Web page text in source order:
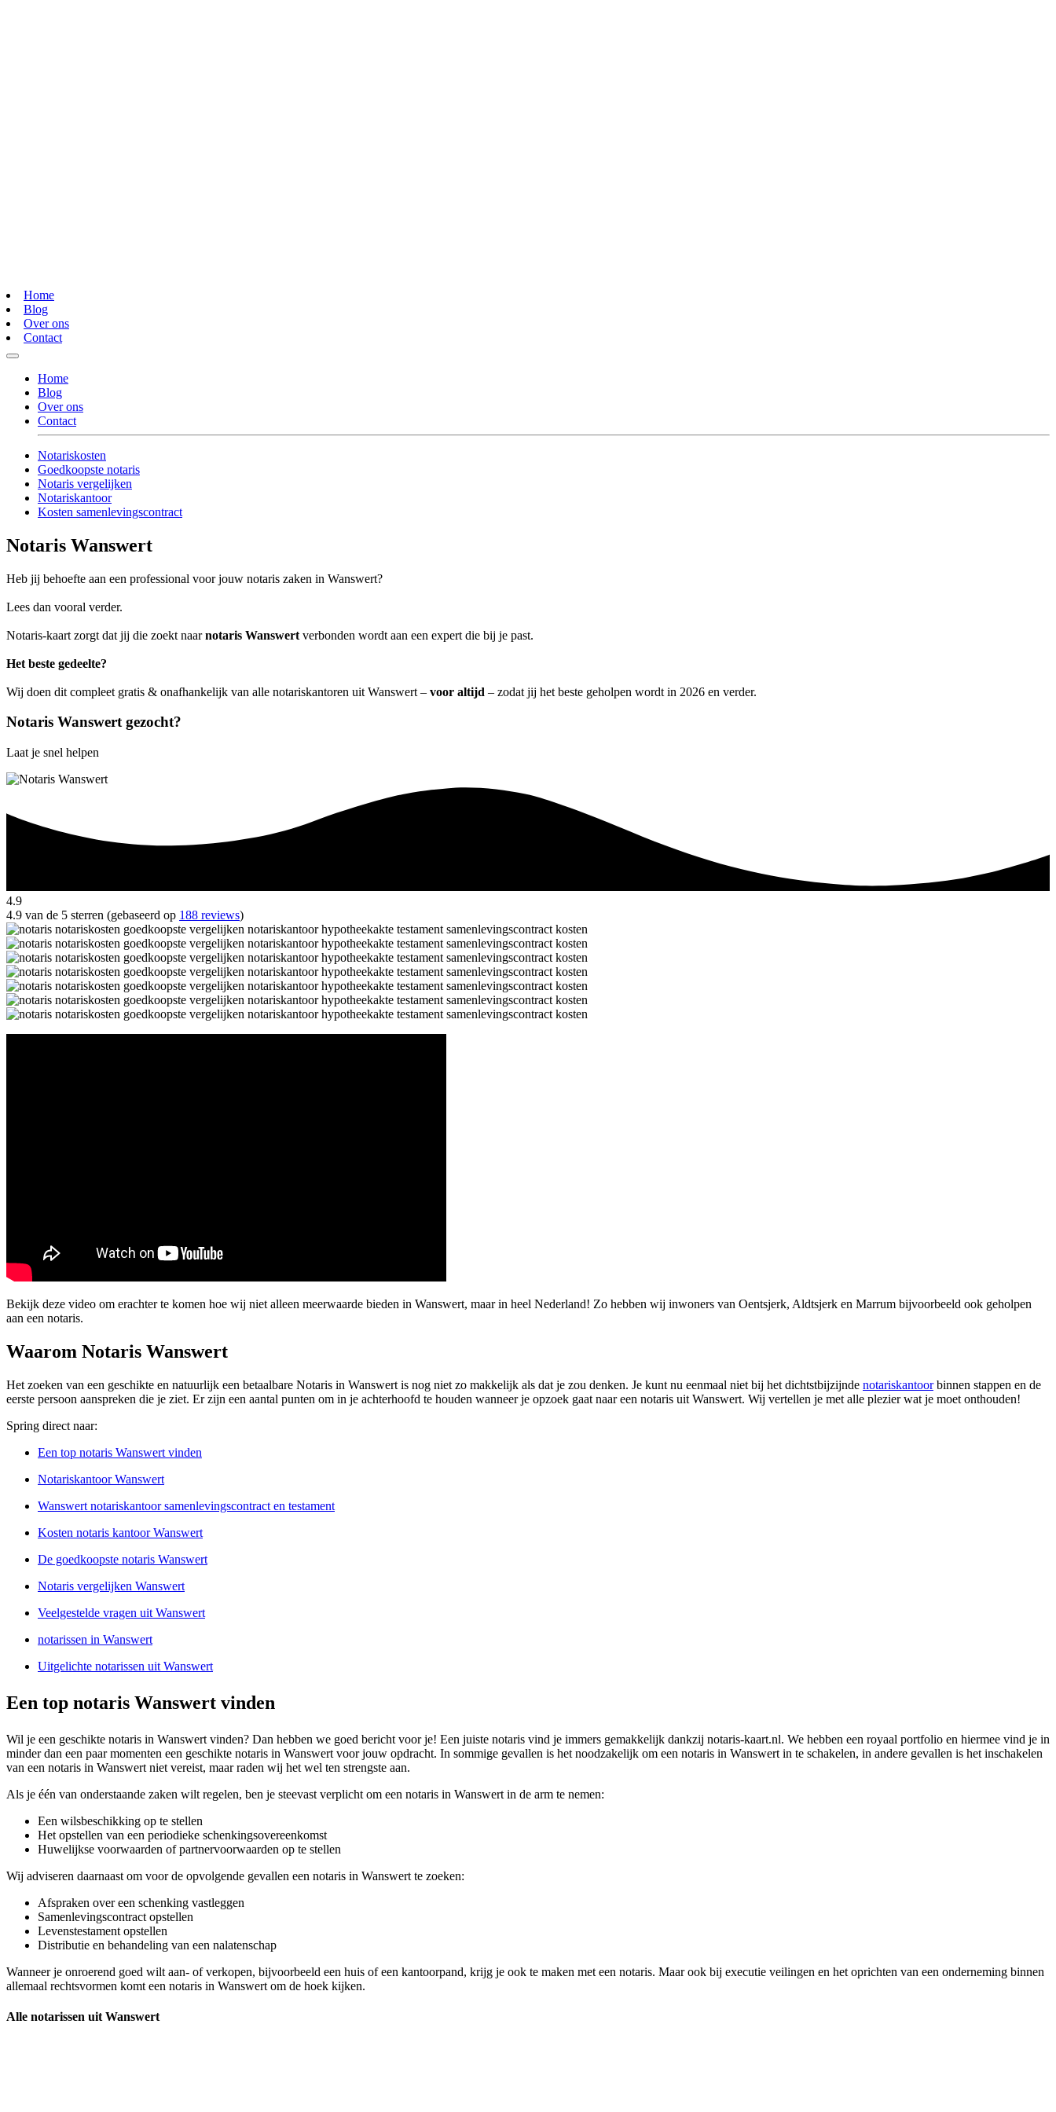
Home
Blog
Over ons
Contact
Home
Blog
Over ons
Contact
Notariskosten
Goedkoopste notaris
Notaris vergelijken
Notariskantoor
Kosten samenlevingscontract
Notaris Wanswert
Heb jij behoefte aan een professional voor jouw notaris zaken in Wanswert?
Lees dan vooral verder.
Notaris-kaart zorgt dat jij die zoekt naarnotaris Wanswert verbonden wordt aan een expert die bij je past.
Het beste gedeelte?
Wij doen dit compleet gratis & onafhankelijk van alle notariskantoren uit Wanswert – voor altijd – zodat jij het beste geholpen wordt in 2026 en verder.
Notaris Wanswert gezocht?
Laat je snel helpen
4.9
4.9 van de 5 sterren (gebaseerd op 188 reviews)
Bekijk deze video om erachter te komen hoe wij niet alleen meerwaarde bieden in Wanswert, maar in heel Nederland! Zo hebben wij inwoners van Oentsjerk, Aldtsjerk en Marrum bijvoorbeeld ook geholpen
aan een notaris.
Waarom Notaris Wanswert
Het zoeken van een geschikte en natuurlijk een betaalbare Notaris in Wanswert is nog niet zo makkelijk als dat je zou denken. Je kunt nu eenmaal niet bij het dichtstbijzijnde notariskantoorbinnen stappen en de
eerste persoon aanspreken die je ziet. Er zijn een aantal punten om in je achterhoofd te houden wanneer je opzoek gaat naar een notaris uit Wanswert. Wij vertellen je met alle plezier wat je moet onthouden!
Spring direct naar:
Een top notaris Wanswert vinden
Notariskantoor Wanswert
Wanswert notariskantoor samenlevingscontract en testament
Kosten notaris kantoor Wanswert
De goedkoopste notaris Wanswert
Notaris vergelijken Wanswert
Veelgestelde vragen uit Wanswert
notarissen in Wanswert
Uitgelichte notarissen uit Wanswert
Een top notaris Wanswert vinden
Wil je een geschikte notaris in Wanswert vinden? Dan hebben we goed bericht voor je! Een juiste notaris vind je immers gemakkelijk dankzij notaris-kaart.nl. We hebben een royaal portfolio en hiermee vind je in
minder dan een paar momenten een geschikte notaris in Wanswert voor jouw opdracht. In sommige gevallen is het noodzakelijk om een notaris in Wanswert in te schakelen, in andere gevallen is het inschakelen
van een notaris in Wanswert niet vereist, maar raden wij het wel ten strengste aan.
Als je één van onderstaande zaken wilt regelen, ben je steevast verplicht om een notaris in Wanswert in de arm te nemen:
Een wilsbeschikking op te stellen
Het opstellen van een periodieke schenkingsovereenkomst
Huwelijkse voorwaarden of partnervoorwaarden op te stellen
Wij adviseren daarnaast om voor de opvolgende gevallen een notaris in Wanswert te zoeken:
Afspraken over een schenking vastleggen
Samenlevingscontract opstellen
Levenstestament opstellen
Distributie en behandeling van een nalatenschap
Wanneer je onroerend goed wilt aan- of verkopen, bijvoorbeeld een huis of een kantoorpand, krijg je ook te maken met een notaris. Maar ook bij executie veilingen en het oprichten van een onderneming binnen
allemaal rechtsvormen komt een notaris in Wanswert om de hoek kijken.
Alle notarissen uit Wanswert